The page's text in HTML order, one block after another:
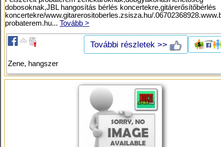
dobosoknak,JBL hangosítás bérlés koncertekre,gitárerősítőbérlés
koncertekre/www.gitarerositoberles.zsisza.hu/
probaterem.hu... Tovább >
További részletek >>
Zene, hangszer